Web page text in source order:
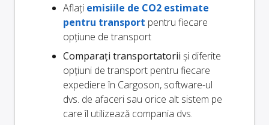
Aflați emisiile de CO2 estimate
pentru transport pentru fiecare
opțiune de transport
Comparați transportatorii și diferite
opțiuni de transport pentru fiecare
expediere în Cargoson, software-ul
dvs. de afaceri sau orice alt sistem pe
care îl utilizează compania dvs.